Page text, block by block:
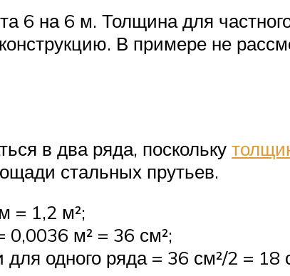
6 на 6 м. Толщина для
В примере не
в два ряда, поскольку
стальных прутьев.
= 1,2 м²;
м² = 36 см²;
одного ряда = 36 см²/2 = 18